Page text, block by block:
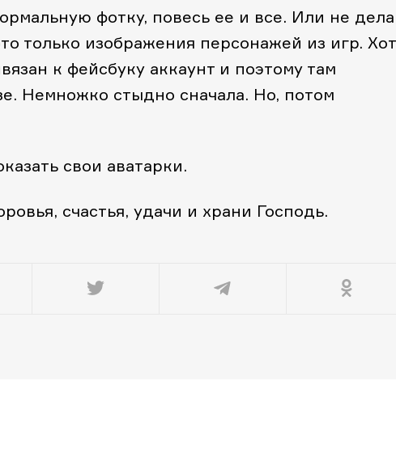
фотку, повесь ее и все. Или не
только изображения персонажей из игр.
к фейсбуку аккаунт и поэтому там
Немножко стыдно сначала. Но, потом
свои аватарки.
счастья, удачи и храни Господь.